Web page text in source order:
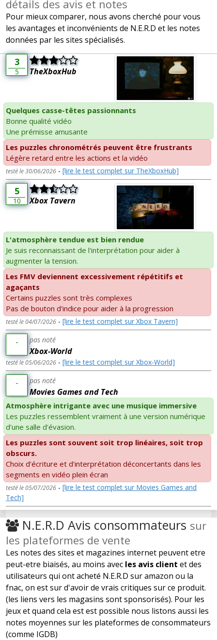
détails des avis et notes
Pour mieux comparer, nous avons cherché pour vous
les avantages et inconvénients de N.E.R.D et les notes
données par les sites spécialisés.
3
5 TheXboxHub
Quelques casse-têtes passionnants
Bonne qualité vidéo
Une prémisse amusante
Les puzzles chronométrés peuvent être frustrants
Légère retard entre les actions et la vidéo
testé le 30/06/2026 - [lire le test complet sur TheXboxHub]
5
10 Xbox Tavern
L'atmosphère tendue est bien rendue
Je suis reconnaissant de l'interprétation pour aider à
augmenter la tension.
Les FMV deviennent excessivement répétitifs et
agaçants
Certains puzzles sont très complexes
Pas de bouton d'indice pour aider à la progression
testé le 04/07/2026 - [lire le test complet sur Xbox Tavern]
- pas noté
Xbox-World
testé le 05/06/2026 - [lire le test complet sur Xbox-World]
- pas noté
Movies Games and Tech
Atmosphère intrigante avec une musique immersive
Les puzzles ressemblent vraiment à une version numérique
d'une salle d'évasion.
Les puzzles sont souvent soit trop linéaires, soit trop
obscurs.
Choix d'écriture et d'interprétation déconcertants dans les
segments en vidéo plein écran
testé le 05/07/2026 - [lire le test complet sur Movies Games and
Tech]
N.E.R.D Avis consommateurs sur
les plateformes de vente
Les notes des sites et magazines internet peuvent etre
peut-etre biaisés, au moins avec les avis client et des
utilisateurs qui ont acheté N.E.R.D sur amazon ou la
fnac, on est sur d'avoir de vrais critiques sur ce produit.
(les liens vers les magasins sont sponsorisés). Pour les
jeux et quand cela est est possible nous listons aussi les
notes moyennes sur les plateformes de consommateurs
(comme IGDB)